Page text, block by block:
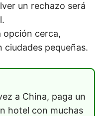
un rechazo será
opción cerca,
ciudades pequeñas.
a China, paga un
hotel con muchas